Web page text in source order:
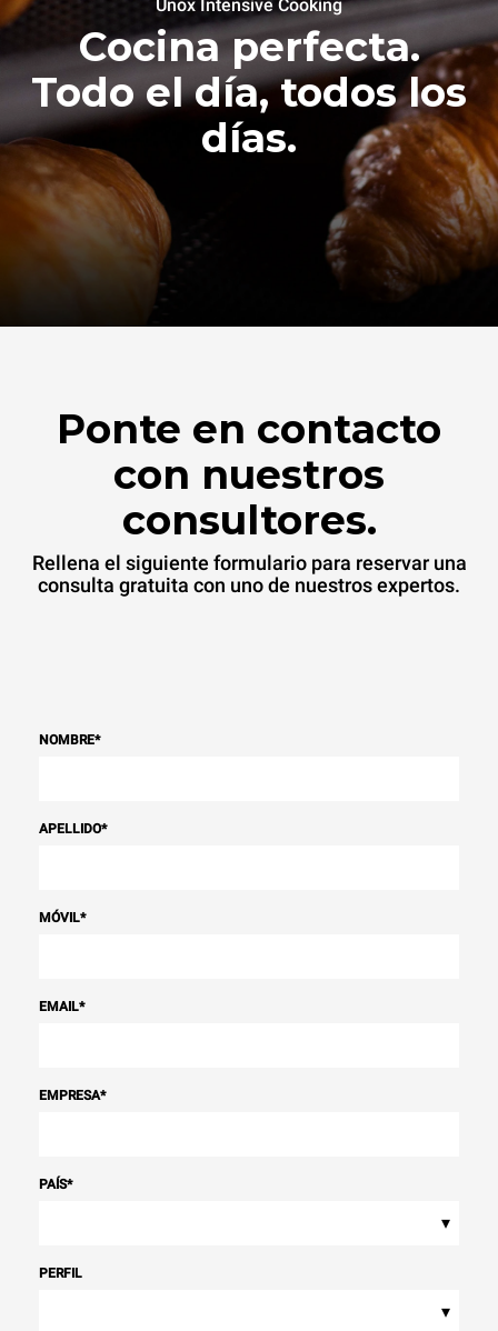
Unox Intensive Cooking
Cocina perfecta.
Todo el día, todos los
días.
Ponte en contacto
con nuestros
consultores.
Rellena el siguiente formulario para reservar una
consulta gratuita con uno de nuestros expertos.
NOMBRE*
APELLIDO*
MÓVIL*
EMAIL*
EMPRESA*
PAÍS*
▾
PERFIL
▾